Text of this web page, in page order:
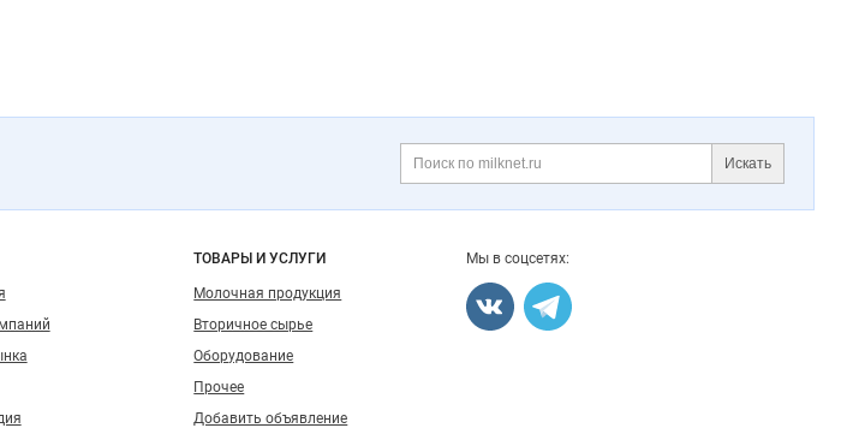
Искать
ТОВАРЫ И УСЛУГИ
Молочная продукция
Вторичное сырье
Оборудование
Прочее
Добавить объявление
Мы в соцсетях: